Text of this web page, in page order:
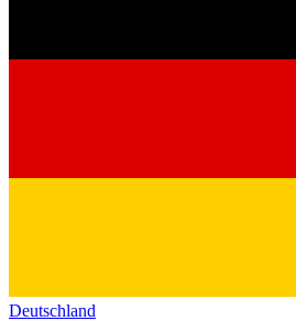
Deutschland